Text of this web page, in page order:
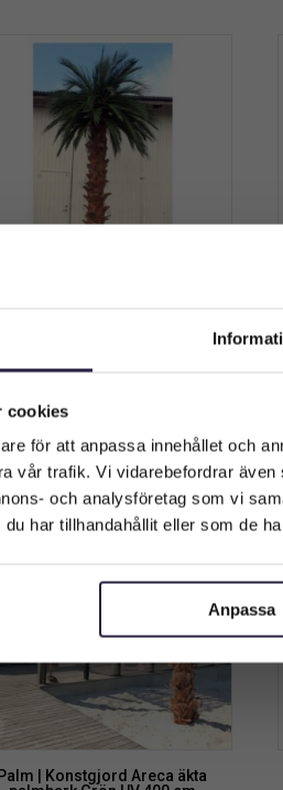
cookies
för att anpassa innehållet och
vår trafik. Vi vidarebefordrar
och analysföretag som vi
har tillhandahållit eller som de
Anpassa
23199kr
Lägg till i varukorg
Palm | Konstgjord Areca äkta
Välkommen till
Vilken typ av kund är du? Du kan
Företagskund